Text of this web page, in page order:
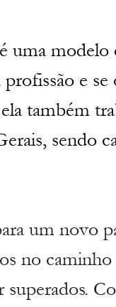
é uma modelo
profissão e
também
sendo
um novo
no